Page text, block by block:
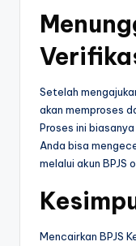
Setelah
akan memproses
Proses ini
Anda bisa
melalui akun BPJS
Mencairkan BPJS